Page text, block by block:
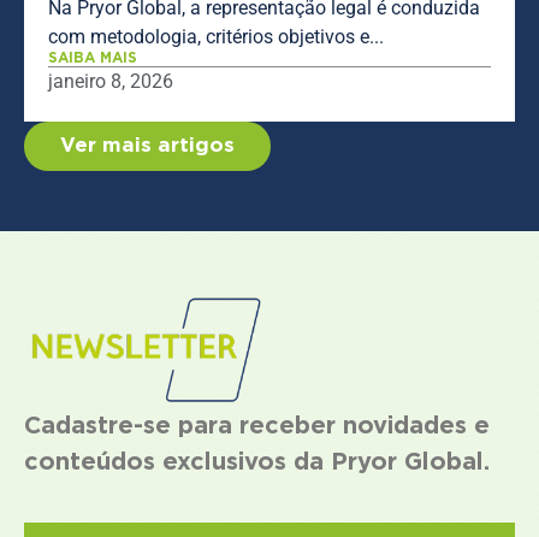
Na Pryor Global, a representação legal é conduzida
com metodologia, critérios objetivos e...
SAIBA MAIS
janeiro 8, 2026
Ver mais artigos
Cadastre-se para receber novidades e
conteúdos exclusivos da Pryor Global.